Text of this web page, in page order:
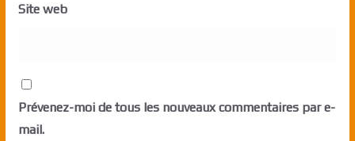
Site web
Prévenez-moi de tous les nouveaux commentaires par e-
mail.